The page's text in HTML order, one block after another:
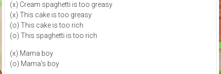
(x) Cream spaghetti is too greasy
(x) This cake is too greasy
(o) This cake is too rich
(o) This spaghetti is too rich
(x) Mama boy
(o) Mama's boy